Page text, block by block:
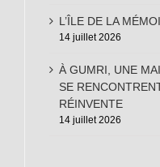
L’ÎLE DE LA
14 juillet 2026
À GUMRI, UNE
SE
RÉINVENTE
14 juillet 2026